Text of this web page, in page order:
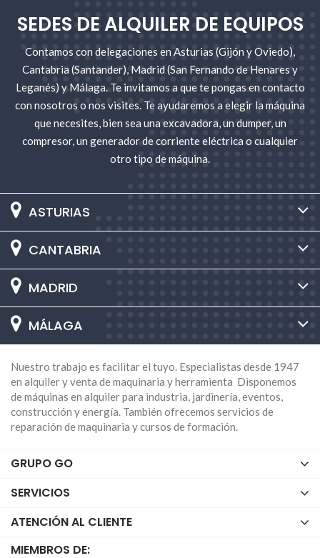
SEDES DE ALQUILER DE EQUIPOS
Contamos con delegaciones en Asturias (Gijón y Oviedo),
Cantabria (Santander), Madrid (San Fernando de Henares y
Leganés) y Málaga. Te invitamos a que te pongas en contacto
con nosotros o nos visites. Te ayudaremos a elegir la máquina
que necesites, bien sea una excavadora, un dumper, un
compresor, un generador de corriente eléctrica o cualquier
otro tipo de máquina.
ASTURIAS
CANTABRIA
MADRID
MÁLAGA
Nuestro trabajo es facilitar el tuyo. Especialistas desde 1947
en alquiler y venta de maquinaria y herramienta Disponemos
de máquinas en alquiler para industria, jardinería, eventos,
construcción y energía. También ofrecemos servicios de
reparación de maquinaria y cursos de formación.
GRUPO GO
SERVICIOS
ATENCIÓN AL CLIENTE
MIEMBROS DE: